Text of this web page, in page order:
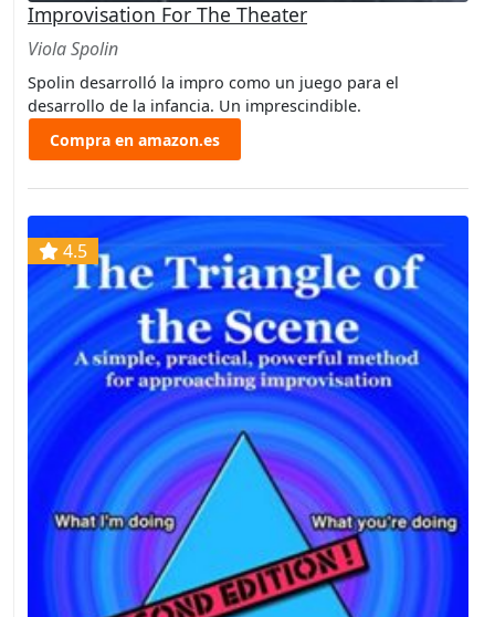
Improvisation For The Theater
Viola Spolin
Spolin desarrolló la impro como un juego para el
desarrollo de la infancia. Un imprescindible.
Compra en amazon.es
4.5